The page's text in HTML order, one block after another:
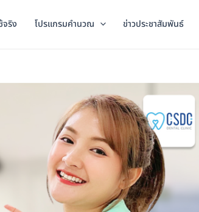
จริง โปรแกรมคำนวณ ข่าวประชาสัมพันธ์